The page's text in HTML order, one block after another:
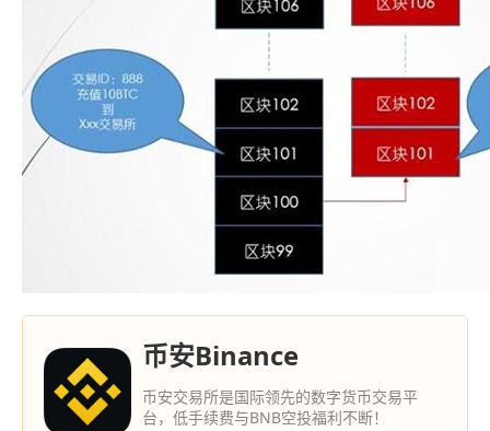
币安Binance
币安交易所是国际领先的数字货币交易平
台，低手续费与BNB空投福利不断！